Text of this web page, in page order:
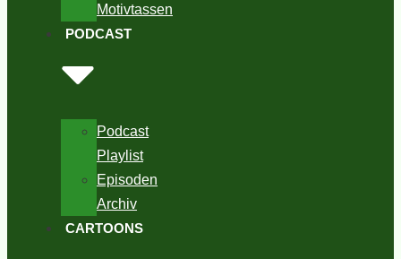
Motivtassen
PODCAST
Podcast
Playlist
Episoden
Archiv
CARTOONS